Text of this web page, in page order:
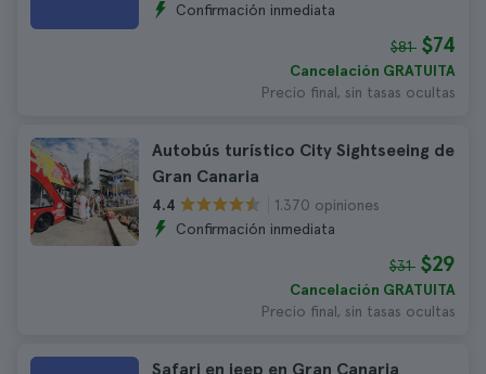
Confirmación inmediata
$81 $74
Cancelación GRATUITA
Precio final, sin tasas ocultas
Autobús turístico City Sightseeing de
Gran Canaria
4.4
1.370 opiniones
Confirmación inmediata
$31 $29
Cancelación GRATUITA
Precio final, sin tasas ocultas
Safari en jeep en Gran Canaria